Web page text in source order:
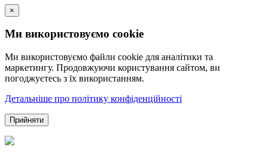
×
Ми використовуємо cookie
Ми використовуємо файли cookie для аналітики та
маркетингу. Продовжуючи користування сайтом, ви
погоджуєтесь з їх використанням.
Детальніше про політику конфіденційності
Прийняти